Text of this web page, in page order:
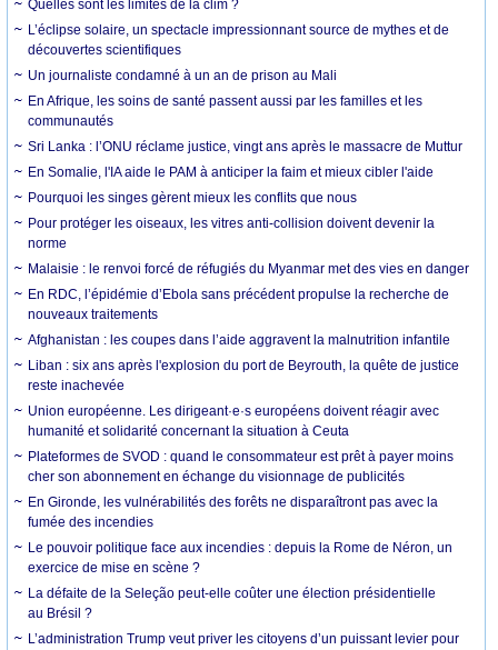
Quelles sont les limites de la clim ?
L’éclipse solaire, un spectacle impressionnant source de mythes et de
découvertes scientifiques
Un journaliste condamné à un an de prison au Mali
En Afrique, les soins de santé passent aussi par les familles et les
communautés
Sri Lanka : l’ONU réclame justice, vingt ans après le massacre de Muttur
En Somalie, l'IA aide le PAM à anticiper la faim et mieux cibler l'aide
Pourquoi les singes gèrent mieux les conflits que nous
Pour protéger les oiseaux, les vitres anti-collision doivent devenir la
norme
Malaisie : le renvoi forcé de réfugiés du Myanmar met des vies en danger
En RDC, l’épidémie d’Ebola sans précédent propulse la recherche de
nouveaux traitements
Afghanistan : les coupes dans l’aide aggravent la malnutrition infantile
Liban : six ans après l'explosion du port de Beyrouth, la quête de justice
reste inachevée
Union européenne. Les dirigeant·e·s européens doivent réagir avec
humanité et solidarité concernant la situation à Ceuta
Plateformes de SVOD : quand le consommateur est prêt à payer moins
cher son abonnement en échange du visionnage de publicités
En Gironde, les vulnérabilités des forêts ne disparaîtront pas avec la
fumée des incendies
Le pouvoir politique face aux incendies : depuis la Rome de Néron, un
exercice de mise en scène ?
La défaite de la Seleção peut-elle coûter une élection présidentielle
au Brésil ?
L’administration Trump veut priver les citoyens d’un puissant levier pour